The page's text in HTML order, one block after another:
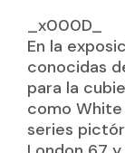
_x000D_
En la
conocidas
para la
como White
series